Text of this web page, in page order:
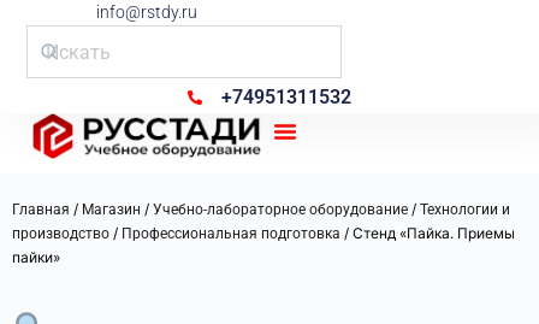
info@rstdy.ru
+74951311532
Главная / Магазин / Учебно-лабораторное оборудование / Технологии и
производство / Профессиональная подготовка / Стенд «Пайка. Приемы
пайки»